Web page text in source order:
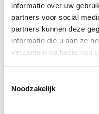
informatie over uw
partners voor social
partners kunnen deze
informatie die u aan ze
verzameld op basis van
Noodzakelijk
Telefoonnummer klant
Email klant*